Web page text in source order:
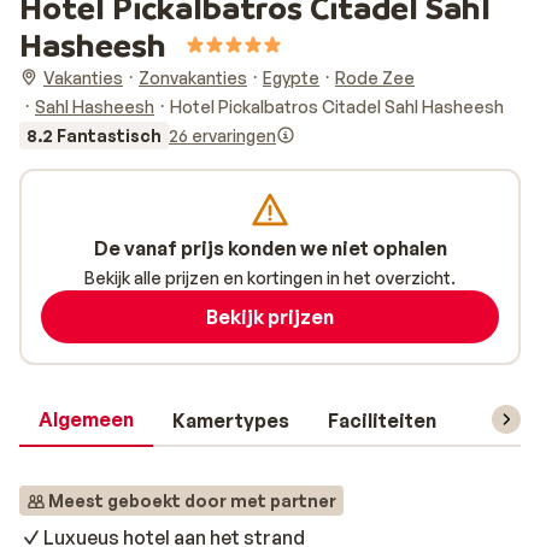
Hasheesh
Vakanties Zonvakanties Egypte
Rode Zee
Sahl Hasheesh
Hotel Pickalbatros Citadel Sahl Hasheesh
8.2 Fantastisch 26 ervaringen
Algemeen Kamertypes Faciliteiten
Meest geboekt door met partner
Luxueus hotel aan het strand
De vanaf prijs konden we niet ophalen
Bekijk alle prijzen en kortingen in het overzicht.
Bekijk prijzen